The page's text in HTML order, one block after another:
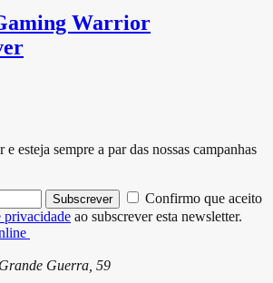
Warrior
e esteja sempre a par das nossas campanhas
Subscrever
Confirmo que aceito
privacidade ao subscrever esta newsletter.
Guerra, 59